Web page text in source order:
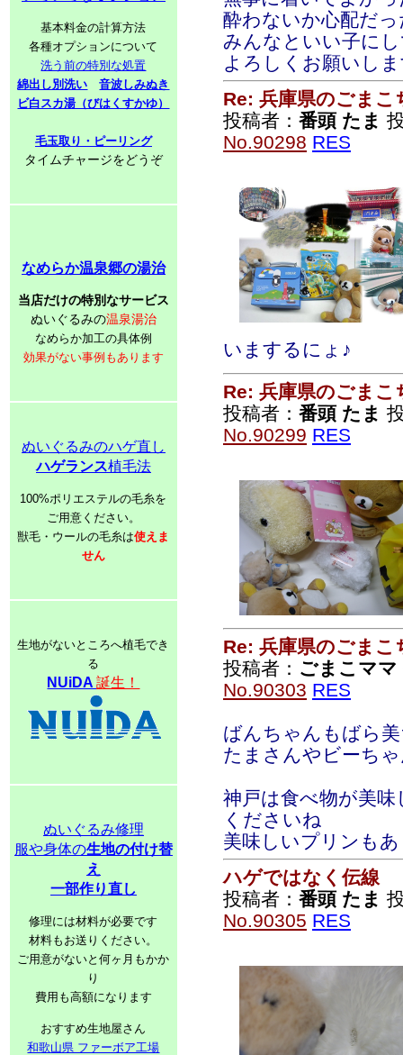
基本料金の計算方法
各種オプションについて
洗う前の特別な処置
綿出し別洗い
音波しみぬき
ビ白スカ湯（びはくすかゆ）
毛玉取り・ピーリング
タイムチャージをどうぞ
なめらか温泉郷の湯治
当店だけの特別なサービス
ぬいぐるみの温泉湯治
なめらか加工の具体例
効果がない事例もあります
ぬいぐるみのハゲ直し
ハゲランス植毛法
100%ポリエステルの毛糸を
ご用意ください。
獣毛・ウールの毛糸は使えま
せん
生地がないところへ植毛でき
る
NUiDA誕生！
ぬいぐるみ修理
服や身体の生地の付け替
え
一部作り直し
修理には材料が必要です
材料もお送りください。
ご用意がないと何ヶ月もかか
り
費用も高額になります
おすすめ生地屋さん
和歌山県 ファーボア工場
酔わないか心配だ
みんなといい子に
よろしくお願いし
Re: 兵庫県のごまこ
投稿者： 番頭 たま
No.90298 RES
いまするにょ♪
Re: 兵庫県のごまこ
投稿者： 番頭 たま
No.90299 RES
Re: 兵庫県のごまこ
投稿者： ごまこママ
No.90303 RES
ばんちゃんもばら
たまさんやビーち
神戸は食べ物が美
くださいね
美味しいプリンも
ハゲではなく伝線
投稿者： 番頭 たま
No.90305 RES